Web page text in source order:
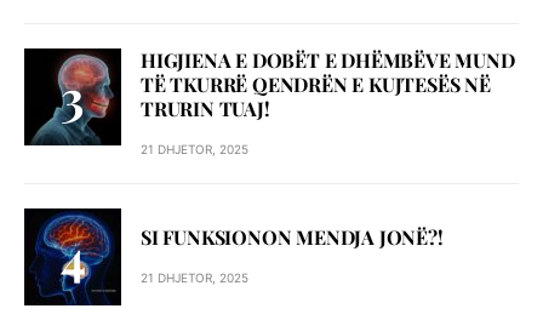
HIGJIENA E DOBËT E DHËMBËVE MUND
TË TKURRË QENDRËN E KUJTESËS NË
TRURIN TUAJ!
21 DHJETOR, 2025
SI FUNKSIONON MENDJA JONË?!
21 DHJETOR, 2025